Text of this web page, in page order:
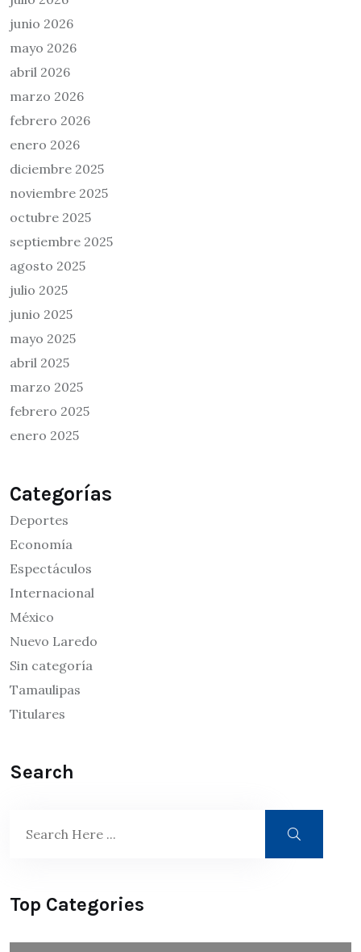
junio 2026
mayo 2026
abril 2026
marzo 2026
febrero 2026
enero 2026
diciembre 2025
noviembre 2025
octubre 2025
septiembre 2025
agosto 2025
julio 2025
junio 2025
mayo 2025
abril 2025
marzo 2025
febrero 2025
enero 2025
Categorías
Deportes
Economía
Espectáculos
Internacional
México
Nuevo Laredo
Sin categoría
Tamaulipas
Titulares
Search
Top Categories